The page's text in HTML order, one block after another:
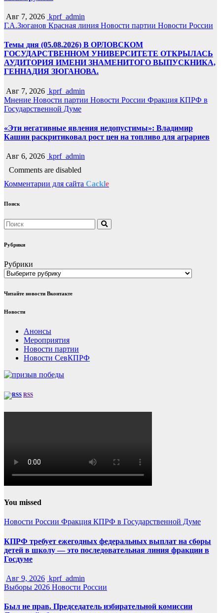
Авг 7, 2026 kprf_admin
Г.А.Зюганов Красная линия Новости партии Новости России
Темы дня (05.08.2026) В ОРЛОВСКОМ
ГОСУДАРСТВЕННОМ УНИВЕРСИТЕТЕ ОТКРЫЛАСЬ
АУДИТОРИЯ ИМЕНИ ЗНАМЕНИТОГО ВЫПУСКНИКА,
ГЕННАДИЯ ЗЮГАНОВА.
Авг 7, 2026 kprf_admin
Мнение Новости партии Новости России Фракция КПРФ в
Государственной Думе
«Эти негативные явления недопустимы»: Владимир
Кашин раскритиковал рост цен на топливо для аграриев
Авг 6, 2026 kprf_admin
Comments are disabled
Комментарии для сайта Cackle
Поиск
Рубрики
Рубрики
Читайте новости Вконтакте
Новости
Анонсы
Мероприятия
Новости партии
Новости СевКПРФ
RSS
You missed
Новости России Фракция КПРФ в Государственной Думе
КПРФ требует ежегодных федеральных выплат на сборы
детей в школу — это последовательная линия фракции в
Госдуме
Авг 9, 2026 kprf_admin
Выборы 2026 Новости России
Был не прав. Председатель избирательной комиссии